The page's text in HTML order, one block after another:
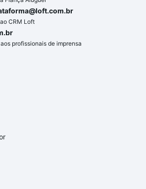
CRM Loft
profissionais de imprensa